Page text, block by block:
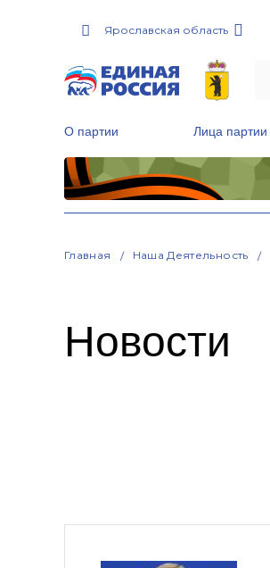
Ярославская область
О партии Лица партии
Главная Наша Деятельность
Новости